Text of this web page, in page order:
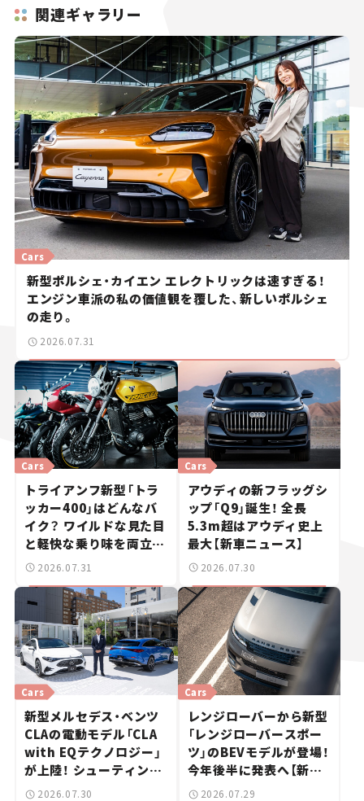
関連ギャラリー
Cars
新型ポルシェ・カイエン エレクトリックは速すぎる！
エンジン車派の私の価値観を覆した、新しいポルシェ
の走り。
2026.07.31
Cars
トライアンフ新型「トラ
ッカー400」はどんなバ
イク？ ワイルドな見た目
と軽快な乗り味を両立し
た400ccフラットトラッ
2026.07.31
Cars
アウディの新フラッグシ
ップ「Q9」誕生！ 全長
5.3m超はアウディ史上
最大【新車ニュース】
2026.07.30
Cars
新型メルセデス・ベンツ
CLAの電動モデル「CLA
with EQテクノロジー」
が上陸！ シューティング
ブレークも発売【新車ニ
2026.07.30
Cars
レンジローバーから新型
「レンジローバースポー
ツ」のBEVモデルが登場！
今年後半に発表へ【新車
ニュース】
2026.07.29